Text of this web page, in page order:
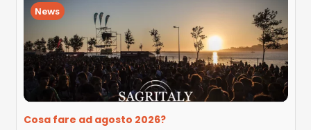
News
Cosa fare ad agosto 2026?